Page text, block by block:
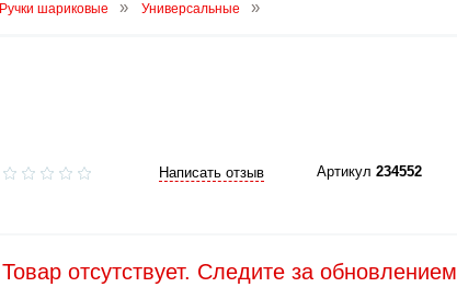
Ручки шариковые Универсальные
Написать отзыв Артикул 234552
Товар отсутствует. Следите за обновлением